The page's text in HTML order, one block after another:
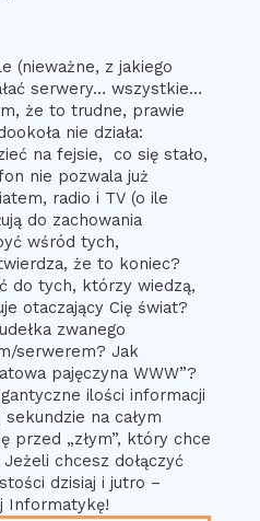
(nieważne, z jakiego
serwery… wszystkie…
że to trudne, prawie
nie działa:
na fejsie, co się stało,
nie pozwala już
radio i TV (o ile
do zachowania
wśród tych,
że to koniec?
do tych, którzy wiedzą,
otaczający Cię świat?
zwanego
serwerem? Jak
pajęczyna WWW”?
ilości informacji
na całym
przed „złym”, który chce
chcesz dołączyć
dzisiaj i jutro –
Informatykę!